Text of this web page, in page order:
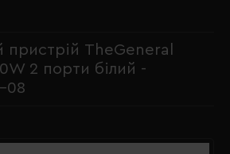
пристрій TheGeneral
2 порти білий -
08